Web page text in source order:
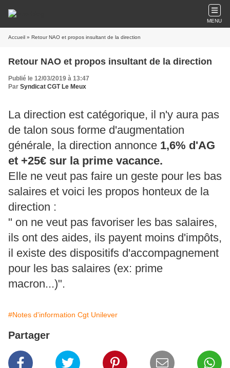
MENU
Accueil » Retour NAO et propos insultant de la direction
Retour NAO et propos insultant de la direction
Publié le 12/03/2019 à 13:47
Par Syndicat CGT Le Meux
La direction est catégorique, il n'y aura pas
de talon sous forme d'augmentation
générale, la direction annonce 1,6% d'AG
et +25€ sur la prime vacance.
Elle ne veut pas faire un geste pour les bas
salaires et voici les propos honteux de la
direction :
" on ne veut pas favoriser les bas salaires,
ils ont des aides, ils payent moins d'impôts,
il existe des dispositifs d'accompagnement
pour les bas salaires (ex: prime
macron...)".
#Notes d'information Cgt Unilever
Partager